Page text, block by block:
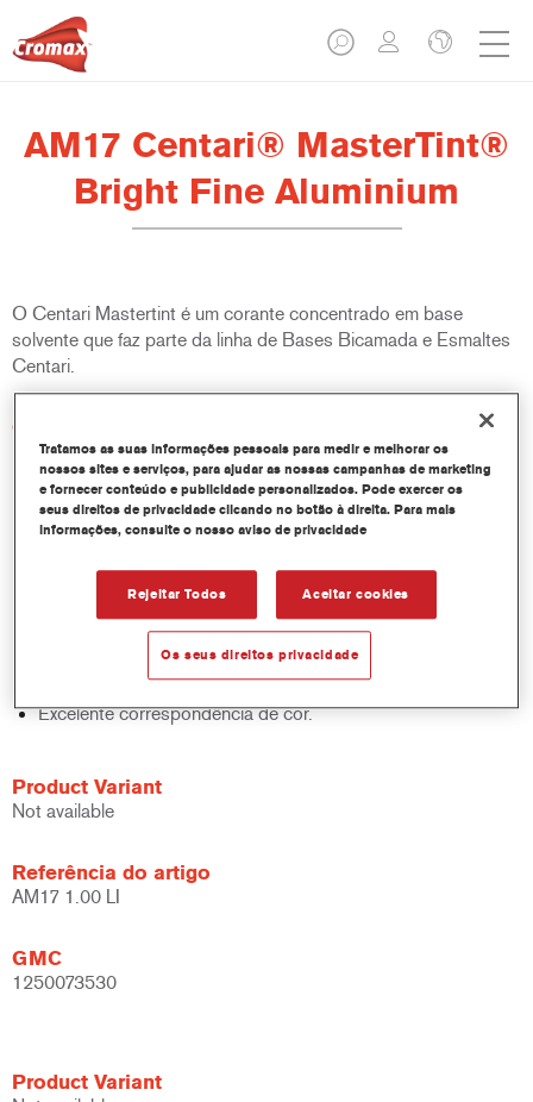
AM17 Centari® MasterTint®
Bright Fine Aluminium
O Centari Mastertint é um corante concentrado em base
solvente que faz parte da linha de Bases Bicamada e Esmaltes
Centari.
Características do produto
Sistema de pintura em base solvente distinto, versátil e de
fácil utilização.
Um equipamento de mistura único disponibiliza todas as
qualidades de tinta em base solvente - médio e alto teor de
Fácil administração.
Economiza espaço de armazenamento.
Baseado na comprovada tecnologia de corantes
concentrados Cromax.
Excelente correspondência de cor.
Product Variant
Not available
Referência do artigo
AM17 1.00 LI
GMC
1250073530
Product Variant
Tratamos as suas informações pessoais para medir e melhorar os
nossos sites e serviços, para ajudar as nossas campanhas de marketing
e fornecer conteúdo e publicidade personalizados. Pode exercer os
seus direitos de privacidade clicando no botão à direita. Para mais
informações, consulte o nosso aviso de privacidade
Rejeitar Todos Aceitar cookies
Os seus direitos privacidade